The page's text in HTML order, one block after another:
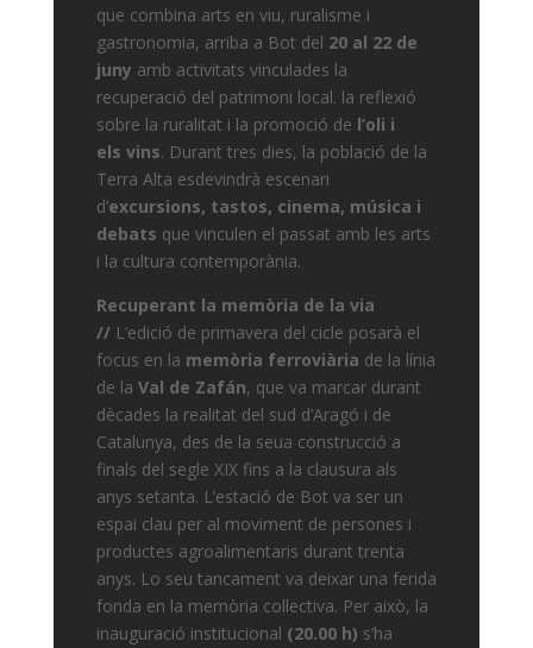
que combina arts en viu, ruralisme i
gastronomia, arriba a Bot del 20 al 22 de
juny amb activitats vinculades la
recuperació del patrimoni local. la reflexió
sobre la ruralitat i la promoció de l’oli i
els vins. Durant tres dies, la població de la
Terra Alta esdevindrà escenari
d’excursions, tastos, cinema, música i
debats que vinculen el passat amb les arts
i la cultura contemporània.
Recuperant la memòria de la via
//L’edició de primavera del cicle posarà el
focus en la memòria ferroviària de la línia
de la Val de Zafán, que va marcar durant
dècades la realitat del sud d’Aragó i de
Catalunya, des de la seua construcció a
finals del segle XIX fins a la clausura als
anys setanta. L’estació de Bot va ser un
espai clau per al moviment de persones i
productes agroalimentaris durant trenta
anys. Lo seu tancament va deixar una ferida
fonda en la memòria col·lectiva. Per això, la
inauguració institucional (20.00 h) s’ha